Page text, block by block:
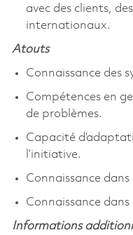
avec des clients,
internationaux.
Atouts
Connaissance des
Compétences en
de problèmes.
Capacité
l’initiative.
Connaissance
Connaissance
Informations